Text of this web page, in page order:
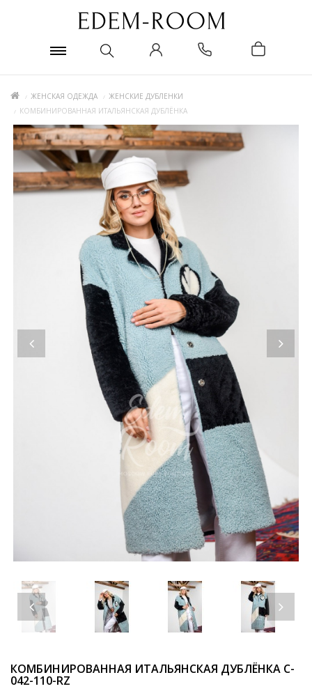
ЖЕНСКАЯ ОДЕЖДА
ЖЕНСКИЕ ДУБЛЕНКИ
КОМБИНИРОВАННАЯ ИТАЛЬЯНСКАЯ ДУБЛЁНКА
КОМБИНИРОВАННАЯ ИТАЛЬЯНСКАЯ ДУБЛЁНКА C-
042-110-RZ